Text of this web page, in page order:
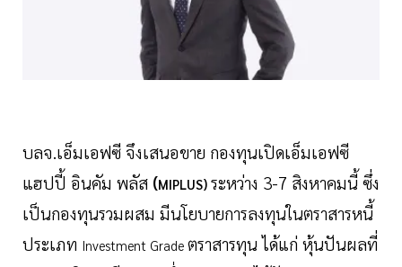
บลจ.เอ็มเอฟซี จึงเสนอขาย กองทุนเปิดเอ็มเอฟซี
แฮปปี้ อินคัม พลัส (MIPLUS) ระหว่าง 3-7 สิงหาคมนี้ ซึ่ง
เป็นกองทุนรวมผสม มีนโยบายการลงทุนในตราสารหนี้
ประเภท Investment Grade ตราสารทุน ได้แก่ หุ้นปันผลที่